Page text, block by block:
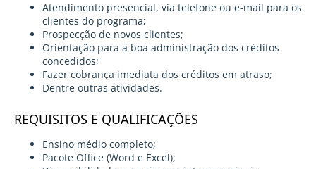
Atendimento presencial, via telefone ou e-mail para os
clientes do programa;
Prospecção de novos clientes;
Orientação para a boa administração dos créditos
concedidos;
Fazer cobrança imediata dos créditos em atraso;
Dentre outras atividades.
REQUISITOS E QUALIFICAÇÕES
Ensino médio completo;
Pacote Office (Word e Excel);